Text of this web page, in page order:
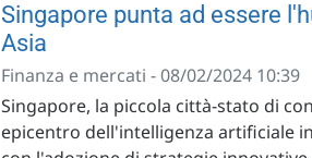
Singapore punta ad essere
Asia
Finanza e mercati - 08/02/2024 10:39
Singapore, la piccola città-stato di
epicentro dell'intelligenza artificiale